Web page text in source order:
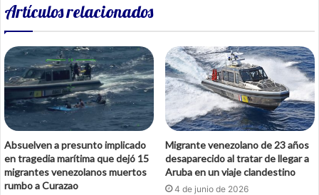
Artículos relacionados
Absuelven a presunto implicado
en tragedia marítima que dejó 15
migrantes venezolanos muertos
rumbo a Curazao
Migrante venezolano de 23 años
desaparecido al tratar de llegar a
Aruba en un viaje clandestino
4 de junio de 2026